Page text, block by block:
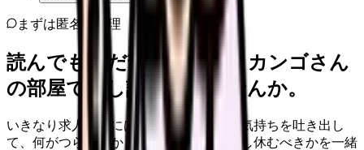
まずは匿名で整理
読んでもまだ苦しいなら、カンゴさん
の部屋で少し話してみませんか。
いきなり求人相談には進みません。今の気持ちを吐き出し
て、何がつらいのか、辞めるべきか、少し休むべきかを一緒